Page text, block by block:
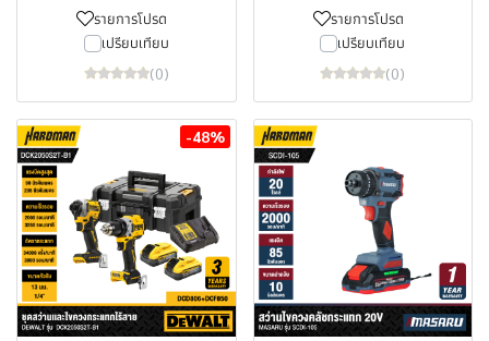
รายการโปรด
เปรียบเทียบ
(0)
รายการโปรด
เปรียบเทียบ
(0)
-48%